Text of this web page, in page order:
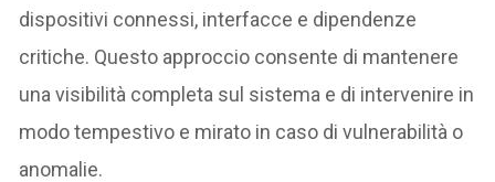
dispositivi connessi, interfacce e dipendenze
critiche. Questo approccio consente di mantenere
una visibilità completa sul sistema e di intervenire in
modo tempestivo e mirato in caso di vulnerabilità o
anomalie.